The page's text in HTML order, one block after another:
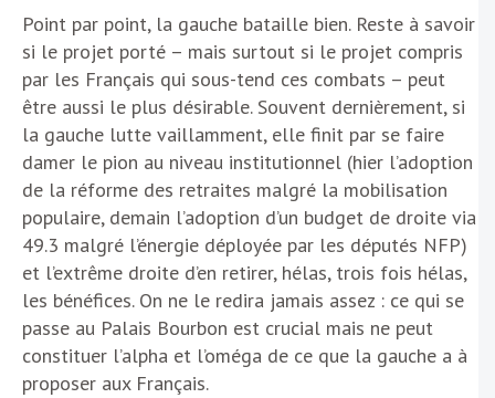
Point par point, la gauche bataille bien. Reste à savoir
si le projet porté – mais surtout si le projet compris
par les Français qui sous-tend ces combats – peut
être aussi le plus désirable. Souvent dernièrement, si
la gauche lutte vaillamment, elle finit par se faire
damer le pion au niveau institutionnel (hier l’adoption
de la réforme des retraites malgré la mobilisation
populaire, demain l’adoption d’un budget de droite via
49.3 malgré l’énergie déployée par les députés NFP)
et l’extrême droite d’en retirer, hélas, trois fois hélas,
les bénéfices. On ne le redira jamais assez : ce qui se
passe au Palais Bourbon est crucial mais ne peut
constituer l’alpha et l’oméga de ce que la gauche a à
proposer aux Français.